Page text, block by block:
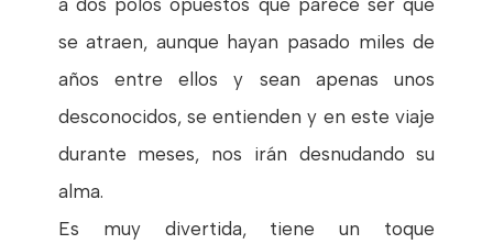
a dos polos opuestos que parece ser que
se atraen, aunque hayan pasado miles de
años entre ellos y sean apenas unos
desconocidos, se entienden y en este viaje
durante meses, nos irán desnudando su
alma.
Es muy divertida, tiene un toque